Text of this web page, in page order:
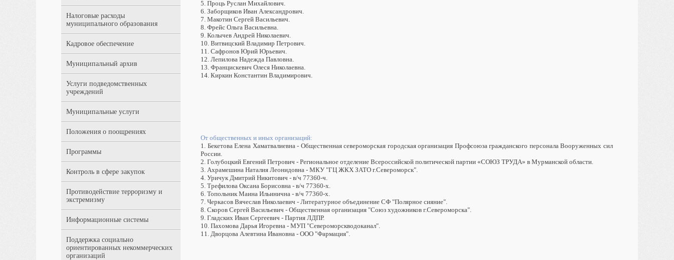
Налоговые расходы
муниципального образования
Кадровое обеспечение
Муниципальный архив
Услуги подведомственных
учреждений
Муниципальные услуги
Положения о поощрениях
Программы
Контроль в сфере закупок
Противодействие терроризму и
экстремизму
Информационные системы
Поддержка социально
ориентированных некоммерческих
организаций
5. Проць Руслан Михайлович.
6. Заборщиков Иван Александрович.
7. Макотин Сергей Васильевич.
8. Фрейс Ольга Васильевна.
9. Колычев Андрей Николаевич.
10. Витвицский Владимир Петрович.
11. Сафронов Юрий Юрьевич.
12. Лепилова Надежда Павловна.
13. Францискевич Олеся Николаевна.
14. Киркин Константин Владимирович.
От общественных и иных организаций:
1. Бекетова Елена Хаматвалиевна - Общественная североморская городская организация Профсоюза гражданского персонала Вооруженных сил
России.
2. Голубоцкий Евгений Петрович - Региональное отделение Всероссийской политической партии «СОЮЗ ТРУДА» в Мурманской области.
3. Ахрамешина Наталия Леонидовна - МКУ "ГЦ ЖКХ ЗАТО г.Североморск".
4. Уричук Дмитрий Никитович - в/ч 77360-ч.
5. Трефилова Оксана Борисовна - в/ч 77360-х.
6. Топольник Маина Ильинична - в/ч 77360-х.
7. Черкасов Вячеслав Николаевич - Литературное объединение СФ "Полярное сияние".
8. Скоров Сергей Васильевич - Общественная организация "Союз художников г.Североморска".
9. Гладских Иван Сергеевич - Партия ЛДПР.
10. Пахомова Дарья Игоревна - МУП "Североморскводоканал".
11. Дворцова Алевтина Ивановна - ООО "Фармация".